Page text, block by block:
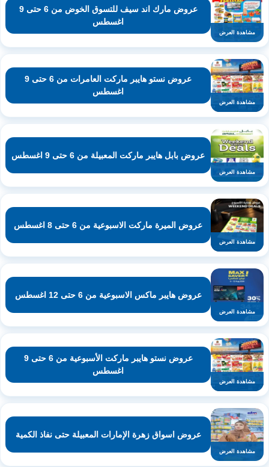
مشاهدة العرض
عروض مارك اند سيف للتسوق الخوض من 6 حتى 9
اغسطس
مشاهدة العرض
عروض نستو هايبر ماركت العامرات من 6 حتى 9
اغسطس
مشاهدة العرض
عروض بابل هايبر ماركت المعبيلة من 6 حتى 9 اغسطس
مشاهدة العرض
عروض الميرة ماركت الاسبوعية من 6 حتى 8 اغسطس
مشاهدة العرض
عروض هايبر ماكس الاسبوعية من 6 حتى 12 اغسطس
مشاهدة العرض
عروض نستو هايبر ماركت الأسبوعية من 6 حتى 9
اغسطس
مشاهدة العرض
عروض اسواق زهرة الإمارات المعبيلة حتى نفاذ الكمية